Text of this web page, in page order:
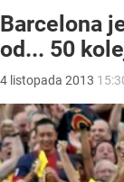
Barcelona
od... 50
4 listopada 2013